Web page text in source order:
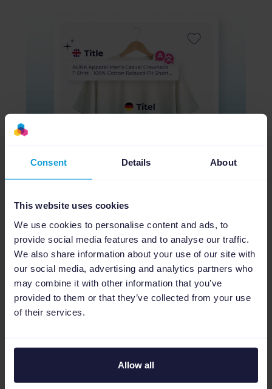
Consent Details About
This website uses cookies
We use cookies to personalise content and ads, to
provide social media features and to analyse our traffic.
We also share information about your use of our site with
our social media, advertising and analytics partners who
may combine it with other information that you’ve
provided to them or that they’ve collected from your use
of their services.
Allow all
Accélérez le lancement sur vos canaux et
automatisez la conformité
• Automatisez la configuration de vos flux :
Meta jusqu'à 25 % plus rapidement.
• Contrôlez les performances de PMax et d'AI
Max :Utilisez des règles logiques pour guider les
vos données produits